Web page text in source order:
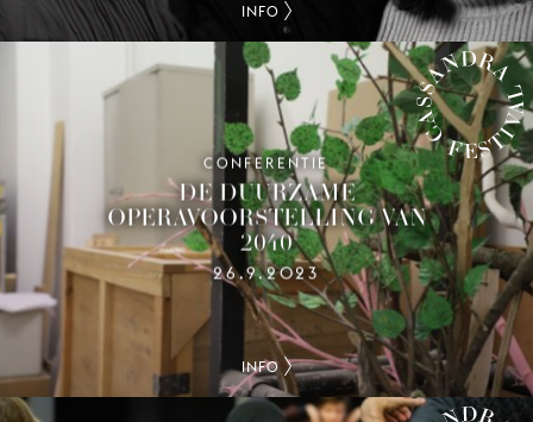
INFO
CASSANDRA FESTIVAL
CONFERENTIE
DE DUURZAME
OPERAVOORSTELLING VAN
2040
26.9.2023
INFO